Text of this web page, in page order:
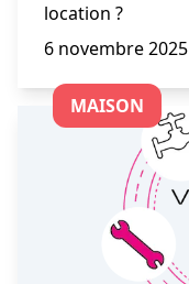
location ?
6 novembre 2025
MAISON